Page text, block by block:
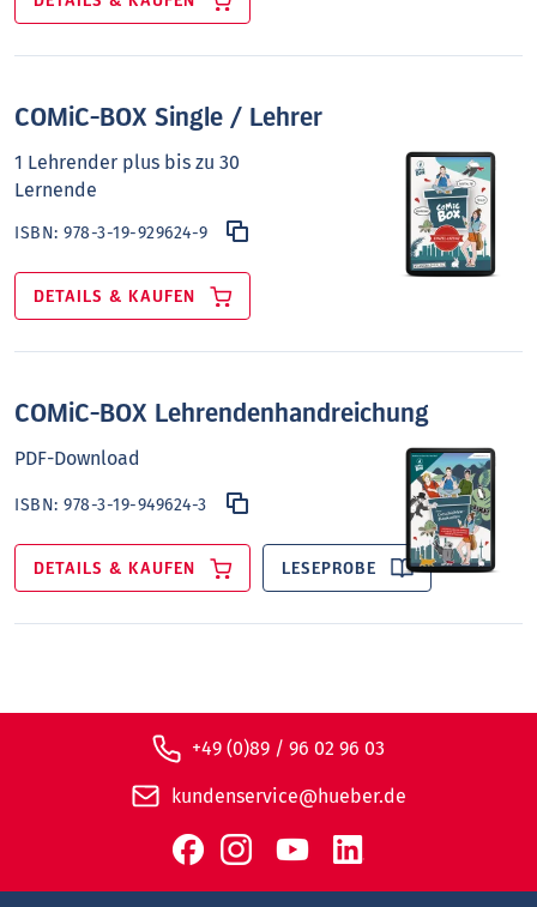
COMiC-BOX Single / Lehrer
1 Lehrender plus bis zu 30
Lernende
ISBN:978-3-19-929624-9
DETAILS & KAUFEN
COMiC-BOX Lehrendenhandreichung
PDF-Download
ISBN:978-3-19-949624-3
DETAILS & KAUFEN LESEPROBE
+49 (0)89 / 96 02 96 03
kundenservice@hueber.de